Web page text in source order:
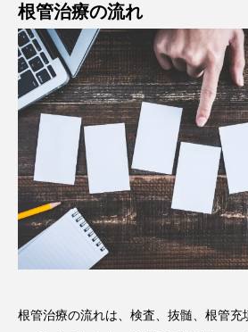
根管治療の流れ
根管治療の流れは、検査、抜髄、根管充